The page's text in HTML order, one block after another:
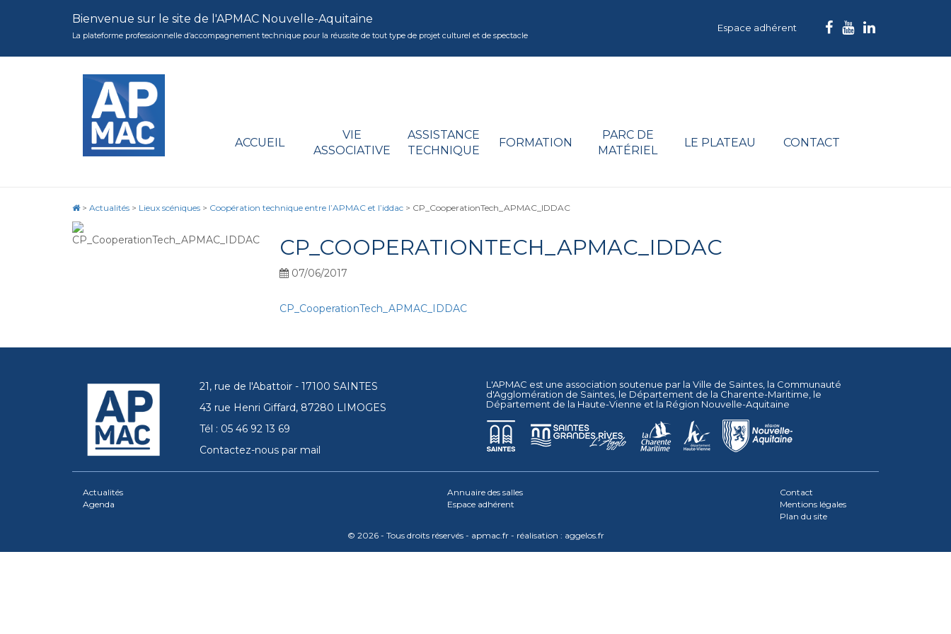
Bienvenue sur le site de l'APMAC Nouvelle-Aquitaine
La plateforme professionnelle d’accompagnement technique pour la réussite de tout type de projet culturel et de spectacle
Espace adhérent
ACCUEIL
VIE
ASSOCIATIVE
ASSISTANCE
TECHNIQUE
FORMATION
PARC DE
MATÉRIEL
LE PLATEAU CONTACT
> Actualités > Lieux scéniques > Coopération technique entre l’APMAC et l’iddac > CP_CooperationTech_APMAC_IDDAC
CP_COOPERATIONTECH_APMAC_IDDAC
07/06/2017
CP_CooperationTech_APMAC_IDDAC
21, rue de l'Abattoir - 17100 SAINTES
43 rue Henri Giffard, 87280 LIMOGES
Tél : 05 46 92 13 69
Contactez-nous par mail
L'APMAC est une association soutenue par la Ville de Saintes , la Communauté
d'Agglomération de Saintes , le Département de la Charente-Maritime , le
Département de la Haute-Vienne et la Région Nouvelle-Aquitaine
Actualités
Agenda
Annuaire des salles
Espace adhérent
Contact
Mentions légales
Plan du site
© 2026 - Tous droits réservés - apmac.fr - réalisation : aggelos.fr